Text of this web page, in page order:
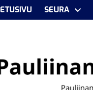
ETUSIVU SEURA